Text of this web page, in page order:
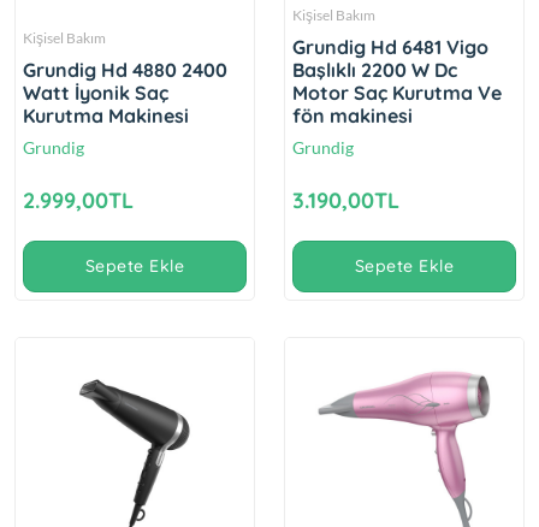
Kişisel Bakım
Grundig Hd 4880 2400
Watt İyonik Saç
Kurutma Makinesi
Grundig
2.999,00TL
Sepete Ekle
Kişisel Bakım
Grundig Hd 6481 Vigo
Başlıklı 2200 W Dc
Motor Saç Kurutma Ve
fön makinesi
Grundig
3.190,00TL
Sepete Ekle